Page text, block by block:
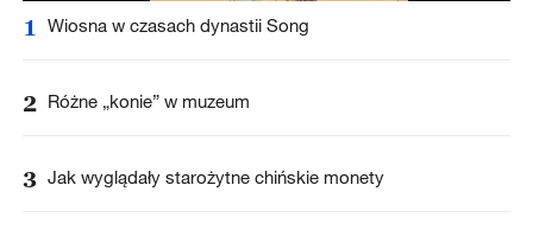
1 Wiosna w czasach dynastii Song
2 Różne „konie” w muzeum
3 Jak wyglądały starożytne chińskie monety